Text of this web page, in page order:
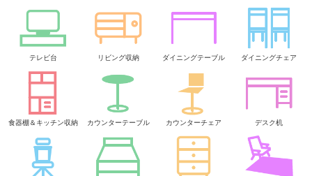
テレビ台 リビング収納 ダイニングテーブル ダイニングチェア
食器棚＆キッチン収納 カウンターテーブル カウンターチェア デスク机